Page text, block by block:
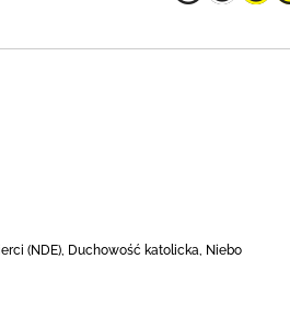
(NDE), Duchowość katolicka, Niebo